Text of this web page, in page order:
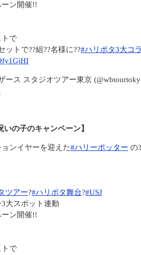
ン開催!!
トで
ットで??組??名様に??#ハリポタ3大コ
ース スタジオツアー東京
いの子のキャンペーン】
ンイヤーを迎えた#ハリーポッター の
ツアー?#ハリポタ舞台?#USJ
大スポット連動
ン開催!!
トで